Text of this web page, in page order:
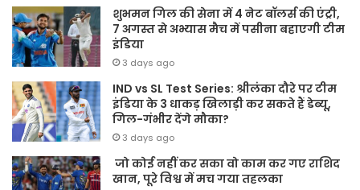
शुभमन गिल की सेना में 4 नेट बॉलर्स की एंट्री,
7 अगस्त से अभ्यास मैच में पसीना बहाएगी टीम
इंडिया
3 days ago
IND vs SL Test Series: श्रीलंका दौरे पर टीम
इंडिया के 3 धाकड़ खिलाड़ी कर सकते हैं डेब्यू,
गिल-गंभीर देंगे मौका?
3 days ago
जो कोई नहीं कर सका वो काम कर गए राशिद
खान, पूरे विश्व में मच गया तहलका